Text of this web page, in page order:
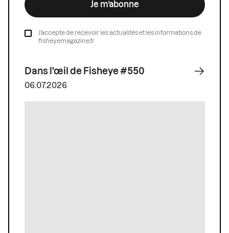
Je m’abonne
J’accepte de recevoir les actualités et les informations de
fisheyemagazine.fr
Dans l'œil de Fisheye #550
06.07.2026